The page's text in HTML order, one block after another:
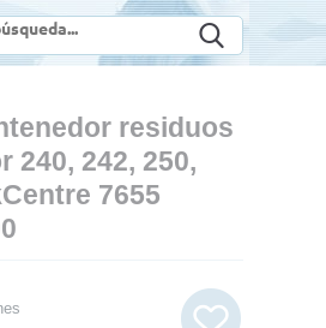
residuos
240, 242, 250,
7655